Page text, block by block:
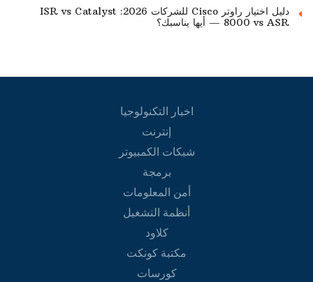
دليل اختيار راوتر Cisco للشركات 2026: ISR vs Catalyst
8000 vs ASR — أيها يناسبك؟
اخبار التكنولوجيا
إنترنت
شبكات الكمبيوتر
برمجة
أمن المعلومات
أنظمة التشغيل
كلاود
مكتبة كونكت
كورسات